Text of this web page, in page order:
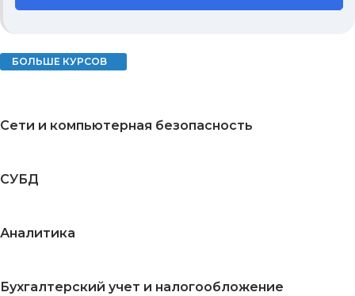
БОЛЬШЕ КУРСОВ
Сети и компьютерная безопасность
СУБД
Аналитика
Бухгалтерский учет и налогообложение